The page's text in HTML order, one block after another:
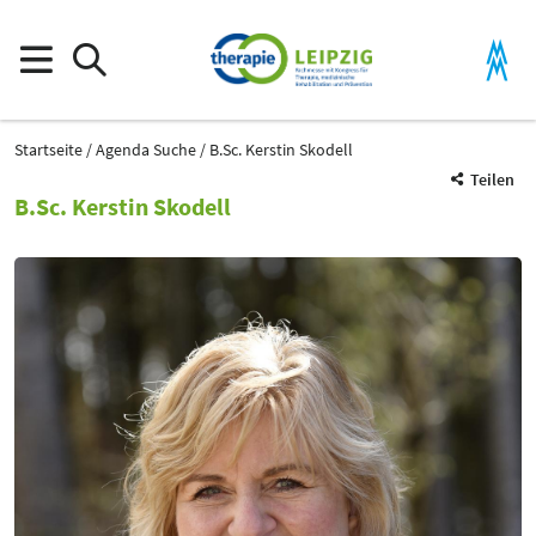
Startseite Agenda Suche
B.Sc. Kerstin Skodell
Teilen
B.Sc. Kerstin Skodell